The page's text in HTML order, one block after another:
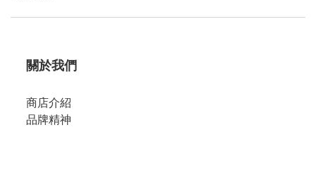
關於我們
商店介紹
品牌精神